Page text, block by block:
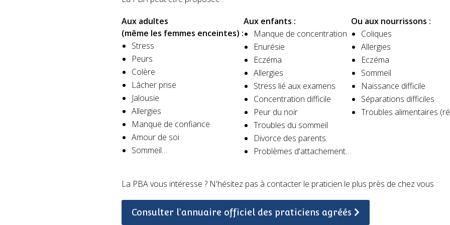
Aux adultes
(même les femmes enceintes) :
Stress
Peurs
Colère
Lâcher prise
Jalousie
Allergies
Manque de confiance
Amour de soi
Sommeil…
Aux enfants :
Manque de concentration
Enurésie
Eczéma
Allergies
Stress lié aux examens
Concentration difficile
Peur du noir
Troubles du sommeil
Divorce des parents
Problèmes d'attachement…
Ou aux nourrissons :
Coliques
Allergies
Eczéma
Sommeil​
Naissance difficile​
Séparations difficiles​
Troubles alimentaires
La PBA vous intéresse ? N'hésitez pas à contacter le praticien le plus près de chez vous :
Consulter l'annuaire officiel des praticiens agréés